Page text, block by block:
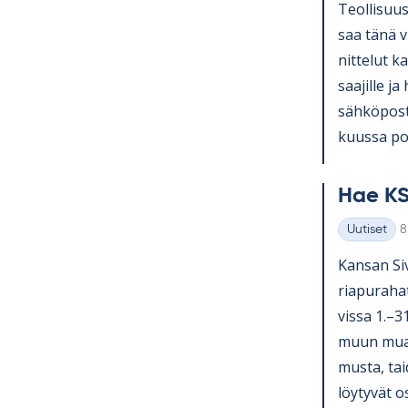
saa tänä
nit­te­lut
saa­jille ja
kuussa
Hae
Kategoriat
Uutiset
Kan­san
vissa
muun
musta,
löy­ty­vät